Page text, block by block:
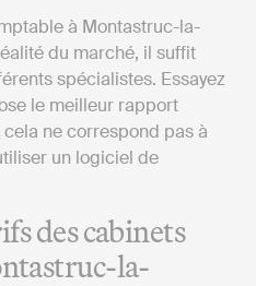
à Montastruc-la-
du marché, il suffit
spécialistes. Essayez
le meilleur rapport
ne correspond pas à
un logiciel de
des cabinets
la-